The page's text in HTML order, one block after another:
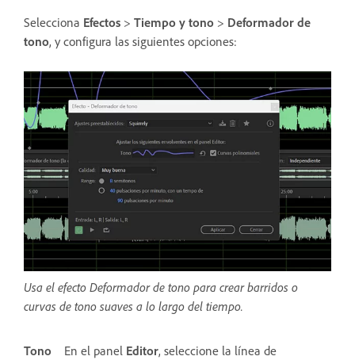
Selecciona Efectos > Tiempo y tono > Deformador de
tono, y configura las siguientes opciones:
Usa el efecto Deformador de tono para crear barridos o
curvas de tono suaves a lo largo del tiempo.
Tono En el panel Editor, seleccione la línea de